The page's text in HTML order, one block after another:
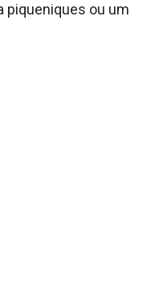
piqueniques ou um